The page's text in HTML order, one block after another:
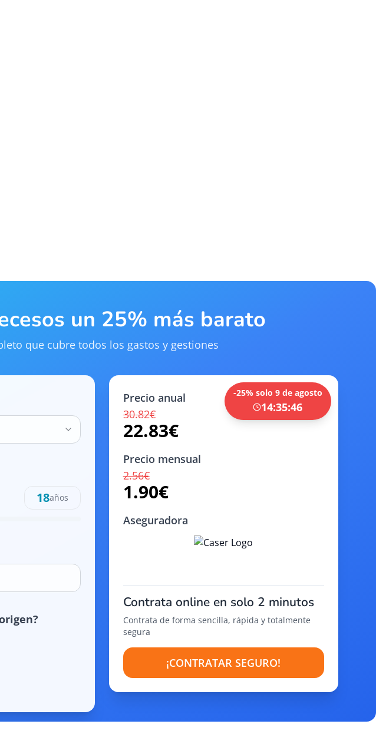
un 25% más barato
que cubre todos los gastos y gestiones
18años
-25% solo 9 de agosto
14:35:45
Precio anual
30.82€
22.83€
Precio mensual
2.56€
1.90€
Aseguradora
Contrata online en solo 2 minutos
Contrata de forma sencilla, rápida y totalmente
segura
¡CONTRATAR SEGURO!